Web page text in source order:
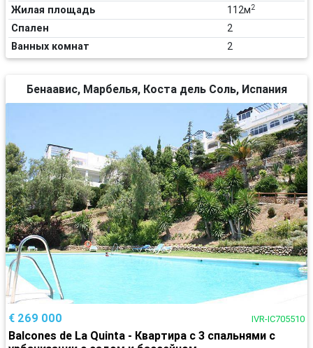
Жилая площадь 112м2
Спален
2
Ванных комнат
2
Бенаавис, Марбелья, Коста дель Соль, Испания
€ 269 000 IVR-IC705510
Balcones de La Quinta - Квартира с 3 спальнями с